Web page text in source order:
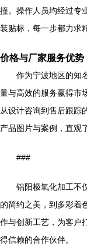
撞。操作人员均经过专
装贴标，每一步都力求
价格与厂家服务优势
作为宁波地区的知
量与高效的服务赢得市
从设计咨询到售后跟踪
产品图片与案例，直观
###
铝阳极氧化加工不
的简约之美，到多彩着
作与创新工艺，为客户
得信赖的合作伙伴。